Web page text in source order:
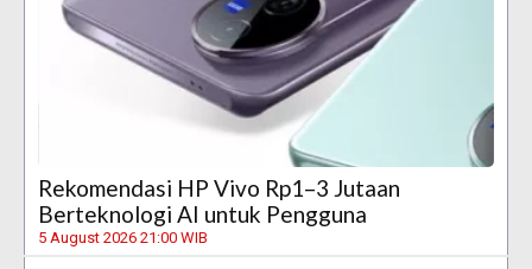
Rekomendasi HP Vivo Rp1–3 Jutaan
Berteknologi AI untuk Pengguna
5 August 2026 21:00 WIB